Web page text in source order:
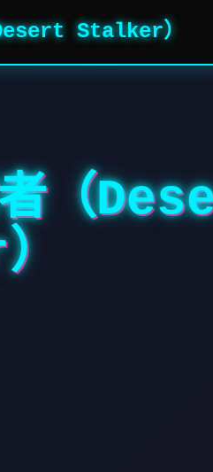
Stalker）
（